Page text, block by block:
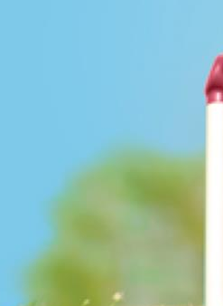
wykorzystywane w ustawieniach
Korzystamy z Salesflare,
na temat Twojej interakcji z naszą
i dostosowywać nasze działania
Odtwarzacze
Na tej stronie osadzane są
działania pliki cookies
wyłączyć pliki cookies związane z